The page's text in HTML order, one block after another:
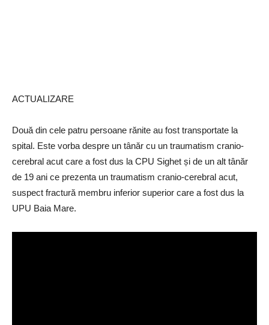
ACTUALIZARE
Două din cele patru persoane rănite au fost transportate la
spital. Este vorba despre un tânăr cu un traumatism cranio-
cerebral acut care a fost dus la CPU Sighet și de un alt tânăr
de 19 ani ce prezenta un traumatism cranio-cerebral acut,
suspect fractură membru inferior superior care a fost dus la
UPU Baia Mare.